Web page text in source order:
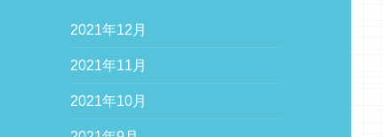
2021年12月
2021年11月
2021年10月